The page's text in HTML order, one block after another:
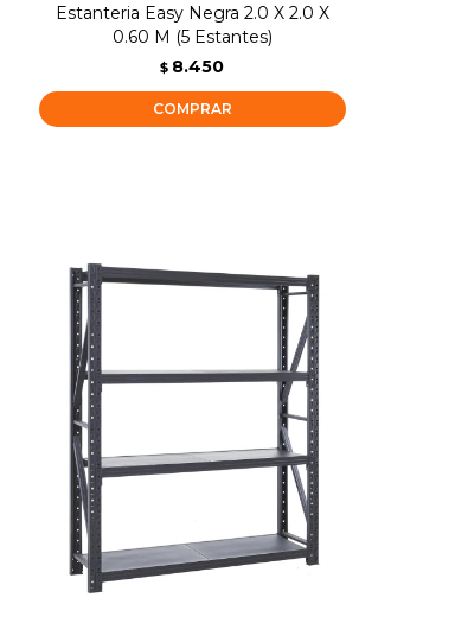
Estanteria Easy Negra 2.0 X 2.0 X
0.60 M (5 Estantes)
$ 8.450